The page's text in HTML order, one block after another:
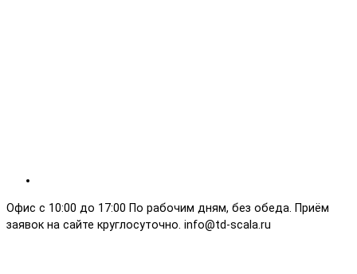
Офис с 10:00 до 17:00 По рабочим дням, без обеда. Приём
заявок на сайте круглосуточно. info@td-scala.ru